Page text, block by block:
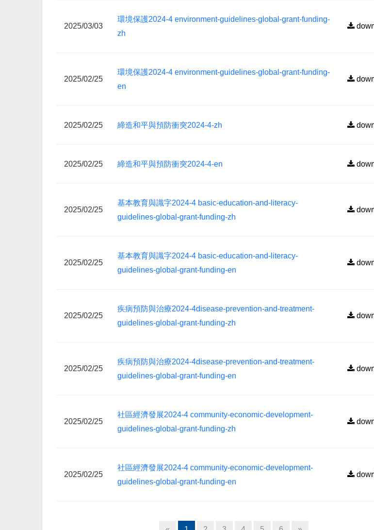
2025/03/03
環境保護2024-4 environment-guidelines-global-grant-funding-
zh
2025/02/25
環境保護2024-4 environment-guidelines-global-grant-funding-
en
2025/02/25 締造和平與預防衝突2024-4-zh
2025/02/25 締造和平與預防衝突2024-4-en
2025/02/25
基本教育與識字2024-4 basic-education-and-literacy-
guidelines-global-grant-funding-zh
2025/02/25
基本教育與識字2024-4 basic-education-and-literacy-
guidelines-global-grant-funding-en
2025/02/25
疾病預防與治療2024-4disease-prevention-and-treatment-
guidelines-global-grant-funding-zh
2025/02/25
疾病預防與治療2024-4disease-prevention-and-treatment-
guidelines-global-grant-funding-en
2025/02/25
社區經濟發展2024-4 community-economic-development-
guidelines-global-grant-funding-zh
2025/02/25
社區經濟發展2024-4 community-economic-development-
guidelines-global-grant-funding-en